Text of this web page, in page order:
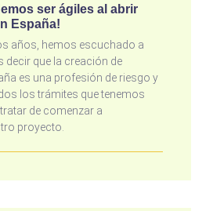
ser ágiles al abrir
España!
años, hemos escuchado a
que la creación de
es una profesión de riesgo y
los trámites que tenemos
de comenzar a
proyecto.